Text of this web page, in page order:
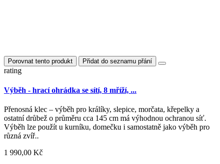
Porovnat tento produkt Přidat do seznamu přání
rating
Výběh - hrací ohrádka se sítí, 8 mříží, ...
Přenosná klec – výběh pro králíky, slepice, morčata, křepelky a
ostatní drůbež o průměru cca 145 cm má výhodnou ochranou síť.
Výběh lze použít u kurníku, domečku i samostatně jako výběh pro
různá zvíř..
1 990,00 Kč